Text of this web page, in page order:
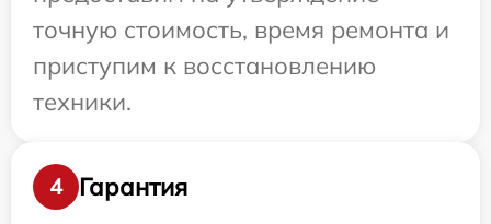
точную стоимость, время ремонта и
приступим к восстановлению
техники.
4
Гарантия